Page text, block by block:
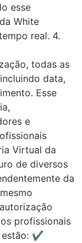
esse
White
real. 4.
todas as
data,
Esse
e
Virtual da
de diversos
da
profissionais
estão: ✔️